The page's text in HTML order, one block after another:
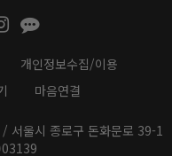
개인정보수집/이용
마음연결
서울시 종로구 돈화문로 39-1